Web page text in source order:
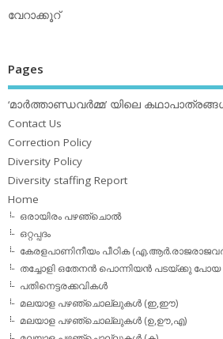
വേറാക്കൂറ്
Pages
‘മാര്‍ത്താണ്ഡവര്‍മ്മ’ യിലെ
Contact Us
Correction Policy
Diversity Policy
Diversity staffing Report
Home
ഒരായിരം പഴഞ്ചൊല്‍
ഒറ്റപ്പദം
കേരളപാണിനീയം പീഠിക
തച്ചോളി ഒതേനൻ പൊന്നിയൻ പടയ്‌ക്കു പോയ
പതിനെട്ടരക്കവികള്‍
മലയാള പഴഞ്ചൊല്ലുകള്‍ (ഇ,ഈ)
മലയാള പഴഞ്ചൊല്ലുകള്‍ (ഉ,ഊ,എ)